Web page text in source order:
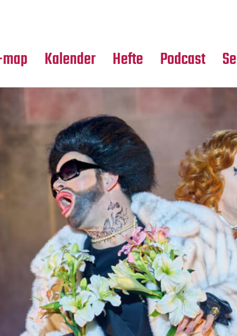
Kalender Hefte Podcast